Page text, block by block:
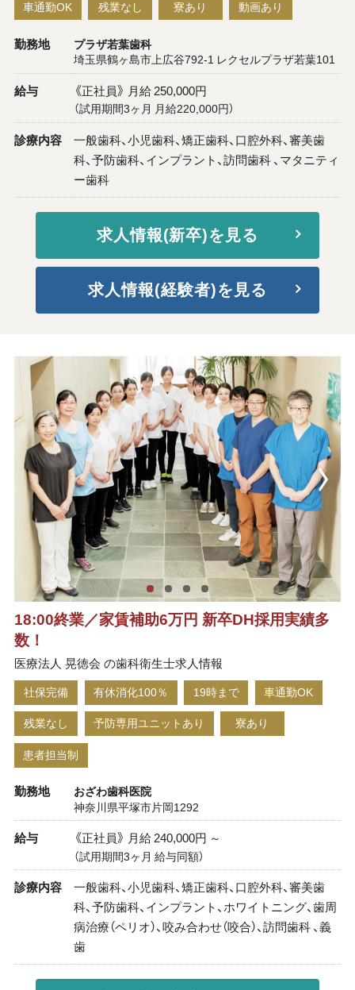
車通勤OK 残業なし 寮あり 動画あり
勤務地 プラザ若葉歯科
埼玉県鶴ヶ島市上広谷792-1 レクセルプラザ若葉101
給与 《正社員》 月給 250,000円
（試用期間3ヶ月 月給220,000円）
診療内容
一般歯科、小児歯科、矯正歯科、口腔外科、審美歯
科、予防歯科、インプラント、訪問歯科 、マタニティ
ー歯科
求人情報(新卒)を見る
求人情報(経験者)を見る
18:00終業／家賃補助6万円 新卒DH採用実績多
数！
医療法人 晃徳会 の歯科衛生士求人情報
社保完備 有休消化100％ 19時まで 車通勤OK
残業なし 予防専用ユニットあり 寮あり
患者担当制
勤務地 おざわ歯科医院
神奈川県平塚市片岡1292
給与 《正社員》 月給 240,000円 ～
（試用期間3ヶ月 給与同額）
診療内容
一般歯科、小児歯科、矯正歯科、口腔外科、審美歯
科、予防歯科、インプラント、ホワイトニング、歯周
病治療（ペリオ）、咬み合わせ（咬合）、訪問歯科 、義
歯